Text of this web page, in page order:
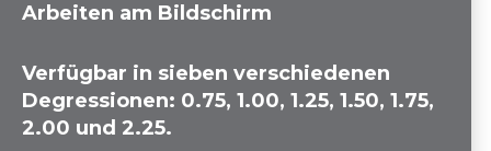
Arbeiten am Bildschirm
Verfügbar in sieben verschiedenen
Degressionen: 0.75, 1.00, 1.25, 1.50, 1.75,
2.00 und 2.25.